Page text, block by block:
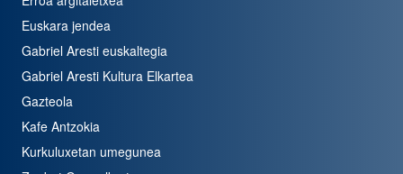
Euskara jendea
Gabriel Aresti euskaltegia
Gabriel Aresti Kultura Elkartea
Gazteola
Kafe Antzokia
Kurkuluxetan umegunea